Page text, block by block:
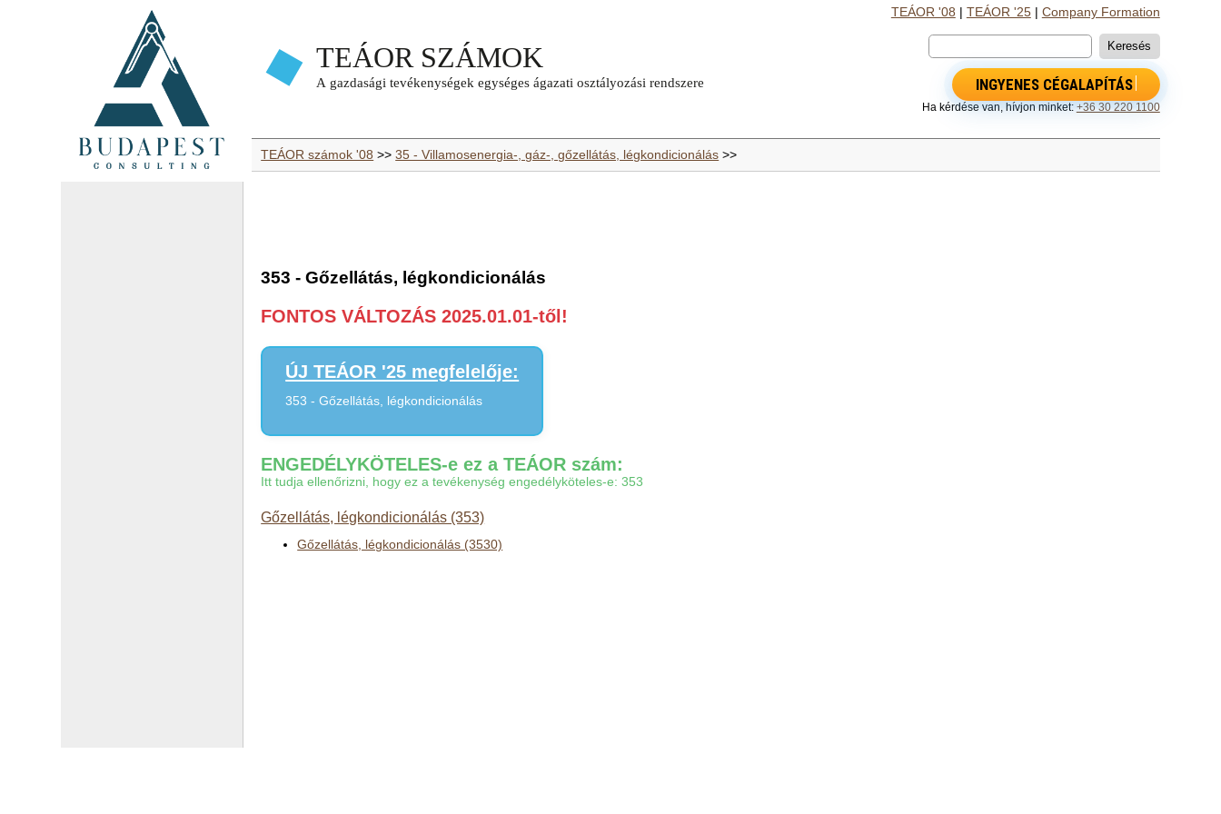
TEÁOR '08 TEÁOR '25| Company Formation
INGYENES CÉGALAPÍTÁS
Ha kérdése van, hívjon minket: +36 30 220 1100
TEÁOR számok '08 >>35 - Villamosenergia-, gáz-, gőzellátás, légkondicionálás >>
353 - Gőzellátás, légkondicionálás
FONTOS VÁLTOZÁS 2025.01.01-től!
ÚJ TEÁOR '25 megfelelője:
353 - Gőzellátás, légkondicionálás
ENGEDÉLYKÖTELES-e ez a TEÁOR szám:
Itt tudja ellenőrizni, hogy ez a tevékenység engedélyköteles-e: 353
Gőzellátás, légkondicionálás (353)
Gőzellátás, légkondicionálás (3530)